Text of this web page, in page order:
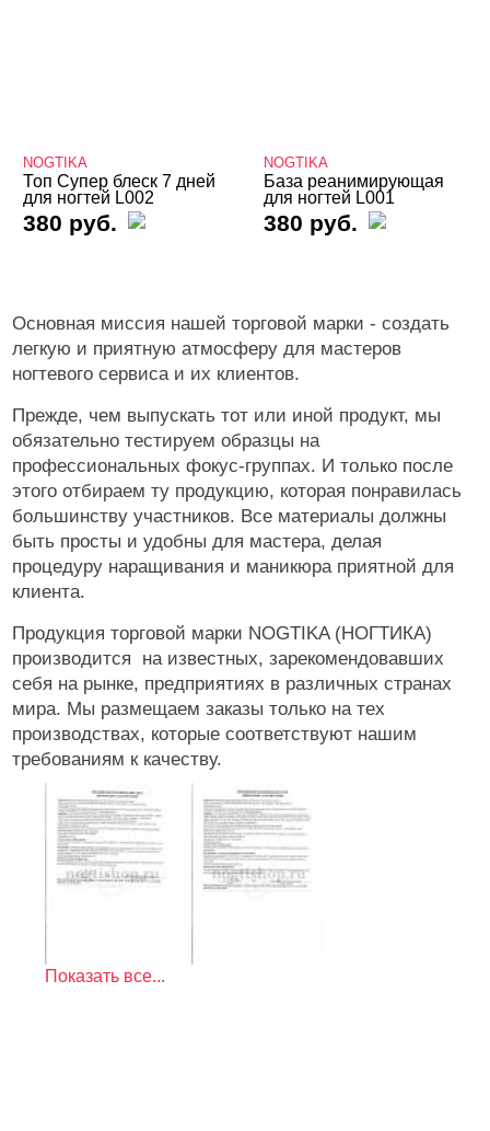
Уход
Косметика
NOGTIKA
Топ Супер блеск 7 дней
для ногтей L002
380 руб.
NOGTIKA
База реанимирующая
для ногтей L001
380 руб.
Основная миссия нашей торговой марки - создать
легкую и приятную атмосферу для мастеров
ногтевого сервиса и их клиентов.
Прежде, чем выпускать тот или иной продукт, мы
обязательно тестируем образцы на
профессиональных фокус-группах. И только после
этого отбираем ту продукцию, которая понравилась
большинству участников. Все материалы должны
быть просты и удобны для мастера, делая
процедуру наращивания и маникюра приятной для
клиента.
Продукция торговой марки NOGTIKA (НОГТИКА)
производится на известных, зарекомендовавших
себя на рынке, предприятиях в различных странах
мира. Мы размещаем заказы только на тех
производствах, которые соответствуют нашим
требованиям к качеству.
Показать все...